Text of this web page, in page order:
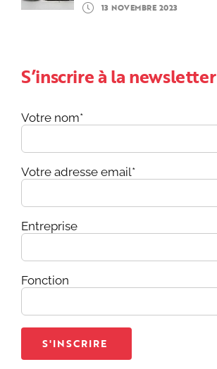
13 NOVEMBRE 2023
S’inscrire à la newsletter
Votre nom*
Votre adresse email*
Entreprise
Fonction